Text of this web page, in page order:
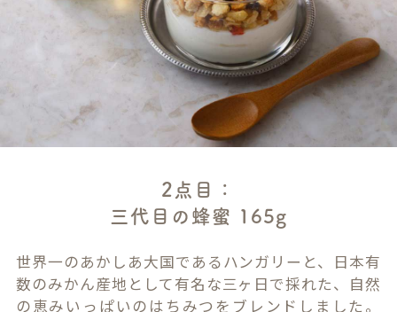
2点目：
三代目の蜂蜜 165g
世界一のあかしあ大国であるハンガリーと、日本有
数のみかん産地として有名な三ヶ日で採れた、自然
の恵みいっぱいのはちみつをブレンドしました。